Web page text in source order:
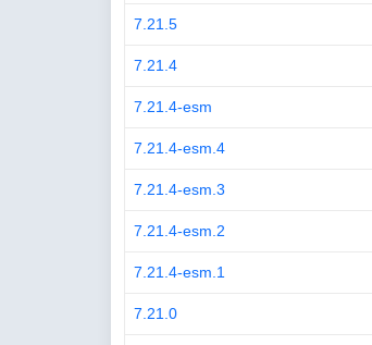
7.21.5
7.21.4
7.21.4-esm
7.21.4-esm.4
7.21.4-esm.3
7.21.4-esm.2
7.21.4-esm.1
7.21.0